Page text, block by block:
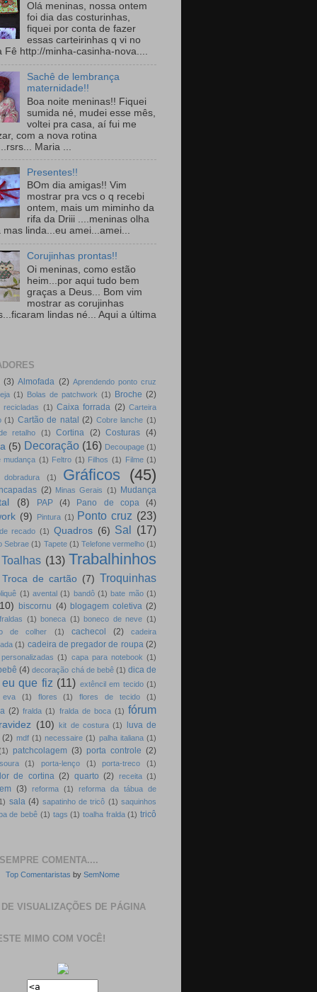
Olá meninas, nossa ontem
foi dia das costurinhas,
fiquei por conta de fazer
essas carteirinhas q vi no
Fê http://minha-casinha-nova....
Sachê de lembrança
maternidade!!
Boa noite meninas!! Fiquei
sumida né, mudei esse mês,
voltei pra casa, aí fui me
com a nova rotina
Maria ...
Presentes!!
BOm dia amigas!! Vim
mostrar pra vcs o q recebi
ontem, mais um miminho da
rifa da Driii ....meninas olha
mas linda...eu amei...amei...
Corujinhas prontas!!
Oi meninas, como estão
heim...por aqui tudo bem
graças a Deus... Bom vim
mostrar as corujinhas
lindas né... Aqui a última
(3) Almofada (2) Aprendendo ponto cruz
(1) Bolas de patchwork (1) Broche (2)
recicladas (1) Caixa forrada (2) Carteira
(1) Cartão de natal (2) Cobre lanche (1)
retalho
(1) Cortina (2) Costuras (4)
(5) Decoração (16) Decoupage (1)
mudança (1) Feltro (1) Filhos (1) Filme (1)
(1) Gráficos (45)
(2) Minas Gerais (1) Mudança
(8) PAP (4) Pano de copa (4)
(9) Pintura (1) Ponto cruz (23)
recado (1) Quadros (6) Sal (17)
Sebrae (1) Tapete (1) Telefone vermelho (1)
Toalhas (13) Trabalhinhos
Troca de cartão (7) Troquinhas
(1) avental (1) bandô (1) bate mão (1)
biscornu (4) blogagem coletiva (2)
(1) boneca (1) boneco de neve (1)
de colher
(1) cachecol (2)
cadeira
(1) cadeira de pregador de roupa (2)
(1) capa para notebook (1)
(4) decoração chá de bebê (1) dica de
eu que fiz (11) extêncil em tecido (1)
(1) flores (1) flores de tecido (1)
(2) fralda (1) fralda de boca (1) fórum
(10) kit de costura (1)
luva de
(2) mdf (1) necessaire (1) palha italiana (1)
patchcolagem (3) porta controle (2)
(1) porta-lenço (1) porta-treco (1)
de cortina (2) quarto (2) receita (1)
(3) reforma (1)
reforma da tábua de
sala (4) sapatinho de tricô (1) saquinhos
de bebê (1) tags (1) toalha fralda (1) tricô
COMENTA....
Top Comentaristas by SemNome
VISUALIZAÇÕES DE PÁGINA
MIMO COM VOCÊ!